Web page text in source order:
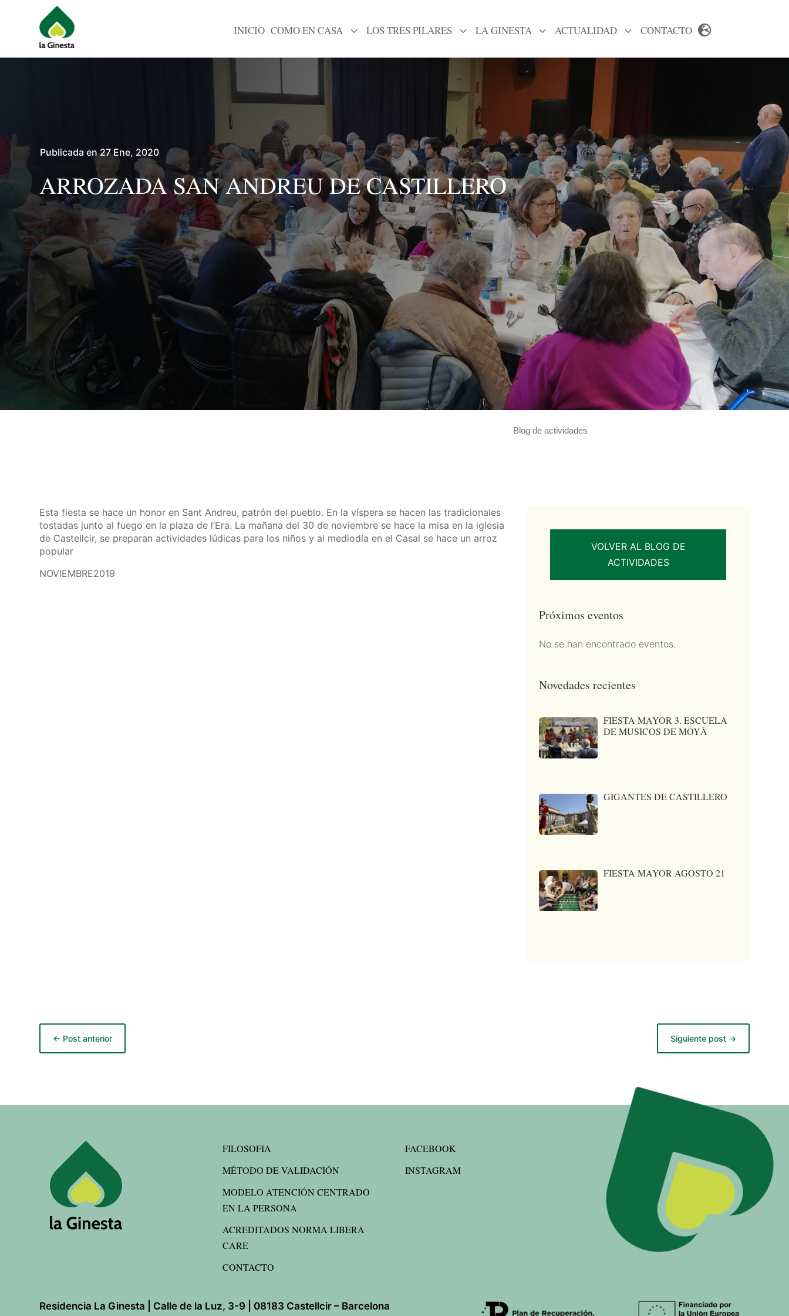
INICIO 3
COMO EN CASA 3
LOS TRES PILARES 3
LA GINESTA 3
ACTUALIDAD CONTACTO 
Publicada en 27 Ene, 2020
ARROZADA SAN ANDREU DE CASTILLERO
Blog de actividades
Esta fiesta se hace un honor en Sant Andreu, patrón del pueblo. En la víspera se hacen las tradicionales
tostadas junto al fuego en la plaza de l’Era. La mañana del 30 de noviembre se hace la misa en la iglesia
de Castellcir, se preparan actividades lúdicas para los niños y al mediodía en el Casal se hace un arroz
popular
NOVIEMBRE2019
VOLVER AL BLOG DE
ACTIVIDADES
Próximos eventos
No se han encontrado eventos.
Novedades recientes
FIESTA MAYOR 3. ESCUELA
DE MUSICOS DE MOYÀ
GIGANTES DE CASTILLERO
FIESTA MAYOR AGOSTO 21
← Post anterior Siguiente post→
FILOSOFIA
MÉTODO DE VALIDACIÓN
MODELO ATENCIÓN CENTRADO
EN LA PERSONA
ACREDITADOS NORMA LIBERA
CARE
CONTACTO
FACEBOOK
INSTAGRAM
Residencia La Ginesta | Calle de la Luz, 3-9 | 08183 Castellcir – Barcelona